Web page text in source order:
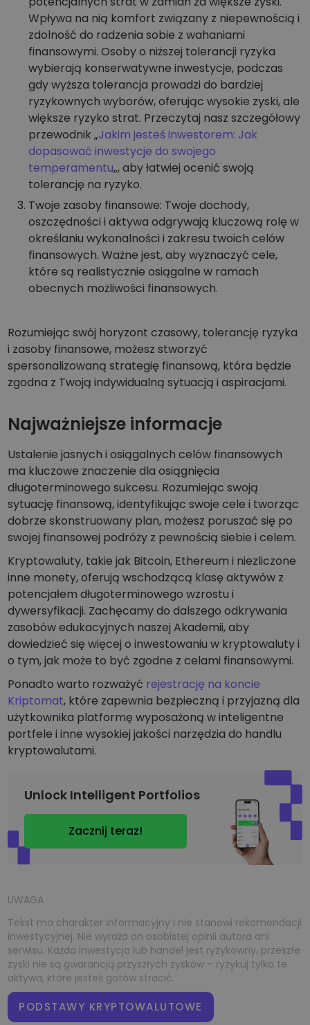
Wpływa na nią komfort związany z niepewnością i
zdolność do radzenia sobie z wahaniami
finansowymi. Osoby o niższej tolerancji ryzyka
wybierają konserwatywne inwestycje, podczas
gdy wyższa tolerancja prowadzi do bardziej
ryzykownych wyborów, oferując wysokie zyski, ale
większe ryzyko strat. Przeczytaj nasz szczegółowy
przewodnik „Jakim jesteś inwestorem: Jak
dopasować inwestycje do swojego
temperamentu„, aby łatwiej ocenić swoją
tolerancję na ryzyko.
Twoje zasoby finansowe: Twoje dochody,
oszczędności i aktywa odgrywają kluczową rolę w
określaniu wykonalności i zakresu twoich celów
finansowych. Ważne jest, aby wyznaczyć cele,
które są realistycznie osiągalne w ramach
obecnych możliwości finansowych.
Rozumiejąc swój horyzont czasowy, tolerancję ryzyka
i zasoby finansowe, możesz stworzyć
spersonalizowaną strategię finansową, która będzie
zgodna z Twoją indywidualną sytuacją i aspiracjami.
Najważniejsze informacje
Ustalenie jasnych i osiągalnych celów finansowych
ma kluczowe znaczenie dla osiągnięcia
długoterminowego sukcesu. Rozumiejąc swoją
sytuację finansową, identyfikując swoje cele i tworząc
dobrze skonstruowany plan, możesz poruszać się po
swojej finansowej podróży z pewnością siebie i celem.
Kryptowaluty, takie jak Bitcoin, Ethereum i niezliczone
inne monety, oferują wschodzącą klasę aktywów z
potencjałem długoterminowego wzrostu i
dywersyfikacji. Zachęcamy do dalszego odkrywania
zasobów edukacyjnych naszej Akademii, aby
dowiedzieć się więcej o inwestowaniu w kryptowaluty i
o tym, jak może to być zgodne z celami finansowymi.
Ponadto warto rozważyć rejestrację na koncie
Kriptomat, które zapewnia bezpieczną i przyjazną dla
użytkownika platformę wyposażoną w inteligentne
portfele i inne wysokiej jakości narzędzia do handlu
kryptowalutami.
Unlock Intelligent Portfolios
Zacznij teraz!
UWAGA
Tekst ma charakter informacyjny i nie stanowi rekomendacji
inwestycyjnej. Nie wyraża on osobistej opinii autora ani
serwisu. Każda inwestycja lub handel jest ryzykowny, przeszłe
zyski nie są gwarancją przyszłych zysków – ryzykuj tylko te
aktywa, które jesteś gotów stracić.
PODSTAWY KRYPTOWALUTOWE